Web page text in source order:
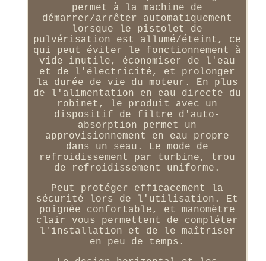
permet à la machine de
démarrer/arrêter automatiquement
lorsque le pistolet de
pulvérisation est allumé/éteint, ce
qui peut éviter le fonctionnement à
vide inutile, économiser de l'eau
et de l'électricité, et prolonger
la durée de vie du moteur. En plus
de l'alimentation en eau directe du
robinet, le produit avec un
dispositif de filtre d'auto-
absorption permet un
approvisionnement en eau propre
dans un seau. Le mode de
refroidissement par turbine, trou
de refroidissement uniforme.
Peut protéger efficacement la
sécurité lors de l'utilisation. Et
poignée confortable, et manomètre
clair vous permettent de compléter
l'installation et de le maîtriser
en peu de temps.